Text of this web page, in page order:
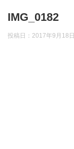
IMG_0182
投稿日： 2017年9月18日